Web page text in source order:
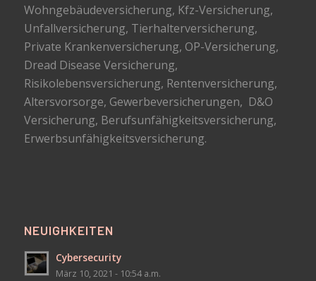
Wohngebäudeversicherung, Kfz-Versicherung,
Unfallversicherung, Tierhalterversicherung,
Private Krankenversicherung, OP-Versicherung,
Dread Disease Versicherung,
Risikolebensversicherung, Rentenversicherung,
Altersvorsorge, Gewerbeversicherungen, D&O
Versicherung, Berufsunfähigkeitsversicherung,
Erwerbsunfähigkeitsversicherung.
NEUIGHKEITEN
Cybersecurity
März 10, 2021 - 10:54 a.m.